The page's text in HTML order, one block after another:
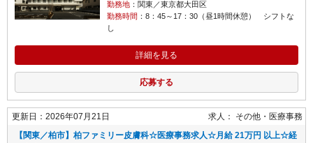
勤務地：関東／東京都大田区
勤務時間 ：8：45～17：30（昼1時間休憩） シフトな
し
詳細を見る
応募する
更新日：2026年07月21日 求人： その他
医療事務
【関東／柏市】柏ファミリー皮膚科☆医療事務求人☆月給 21万円 以上☆経